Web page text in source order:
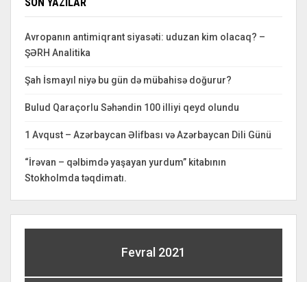
Avropanın antimiqrant siyasəti: uduzan kim olacaq? –
ŞƏRH Analitika
Şah İsmayıl niyə bu gün də mübahisə doğurur?
Bulud Qaraçorlu Səhəndin 100 illiyi qeyd olundu
1 Avqust – Azərbaycan Əlifbası və Azərbaycan Dili Günü
“İrəvan – qəlbimdə yaşayan yurdum” kitabının
Stokholmda təqdimatı.
Fevral 2021